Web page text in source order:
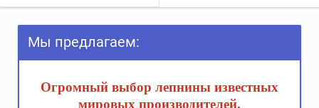
Мы предлагаем:
Огромный выбор лепнины известных
мировых производителей.